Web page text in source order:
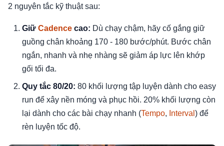
2 nguyên tắc kỹ thuật sau:
Giữ Cadence cao: Dù chạy chậm, hãy cố gắng giữ
guồng chân khoảng 170 - 180 bước/phút. Bước chân
ngắn, nhanh và nhẹ nhàng sẽ giảm áp lực lên khớp
gối tối đa.
Quy tắc 80/20: 80 khối lượng tập luyện dành cho easy
run để xây nền móng và phục hồi. 20% khối lượng còn
lại dành cho các bài chạy nhanh (Tempo, Interval ) để
rèn luyện tốc độ.